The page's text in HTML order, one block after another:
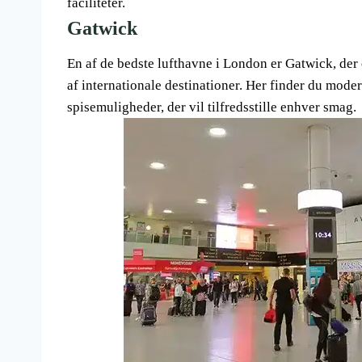
Gatwick
En af de bedste lufthavne i London er Gatwick,
af internationale destinationer. Her finder du
spisemuligheder, der vil tilfredsstille enhver smag.